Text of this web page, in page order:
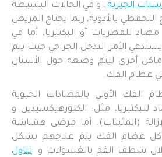
الجيرية ، و في الحالات البسيطة
التحفظي بالأدوية، ربما يحتاج المريض
للفطريات أو البكتيريا، أما في
الأمر التدخل الجراحي حيث يتم
أخرى ليتم وضعه حول الأسنان
في عظام الفك.
الفك الأولي بالمضادات الحيوية
للبكتيريا، مثل: الكلورهيكسيدين و
(المثبتات). أما مرضى هشاشة
عظام الفك يتم علاجهم بشكل
شطف الفم بالغسولات و
تناول